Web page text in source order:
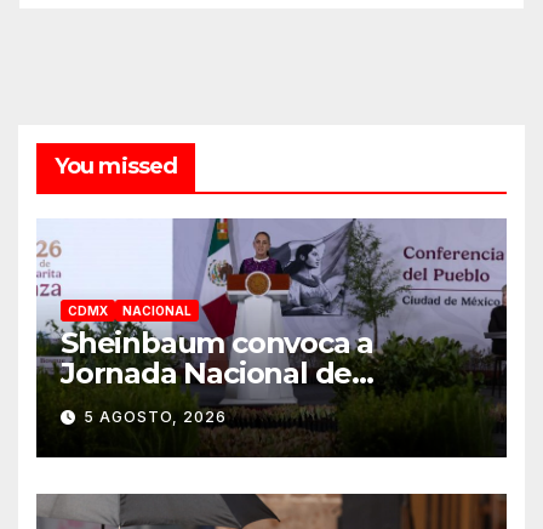
You missed
CDMX NACIONAL
Sheinbaum convoca a
Jornada Nacional de
Reforestación el 9 de agosto
5 AGOSTO, 2026